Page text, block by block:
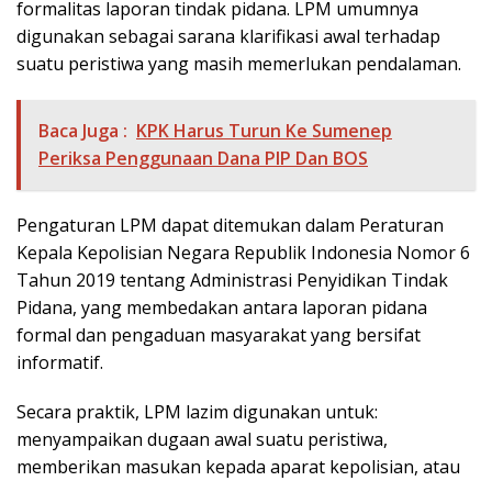
formalitas laporan tindak pidana. LPM umumnya
digunakan sebagai sarana klarifikasi awal terhadap
suatu peristiwa yang masih memerlukan pendalaman.
Baca Juga : KPK Harus Turun Ke Sumenep
Periksa Penggunaan Dana PIP Dan BOS
Pengaturan LPM dapat ditemukan dalam Peraturan
Kepala Kepolisian Negara Republik Indonesia Nomor 6
Tahun 2019 tentang Administrasi Penyidikan Tindak
Pidana, yang membedakan antara laporan pidana
formal dan pengaduan masyarakat yang bersifat
informatif.
Secara praktik, LPM lazim digunakan untuk:
menyampaikan dugaan awal suatu peristiwa,
memberikan masukan kepada aparat kepolisian, atau